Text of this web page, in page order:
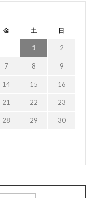
金 土 日
1 2
7 8 9
14 15 16
21 22 23
28 29 30